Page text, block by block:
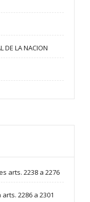
DE LA NACION
arts. 2238 a 2276
2286 a 2301